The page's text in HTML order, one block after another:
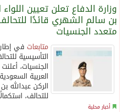
وزارة الدفاع تعلن تعيين اللواء
بن سالم الشهري قائدًا
متعدد الجنسيات
متابعات في
التأسيسية
الجنسيات،
العربية
الركن عبدالله
للتحالف،
أخبار محلية